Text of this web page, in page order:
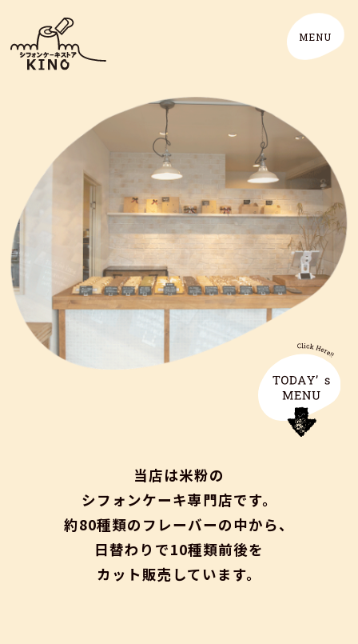
当店は米粉の
シフォンケーキ専門店です。
約80種類のフレーバーの中から、
日替わりで10種類前後を
カット販売しています。